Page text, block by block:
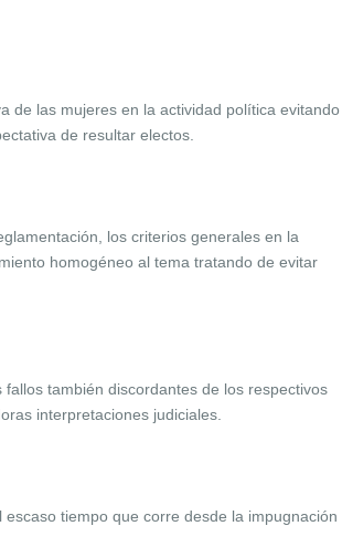
de las mujeres en la actividad política evitando
de resultar electos.
los criterios generales en la
homogéneo al tema tratando de evitar
también discordantes de los respectivos
interpretaciones judiciales.
tiempo que corre desde la impugnación